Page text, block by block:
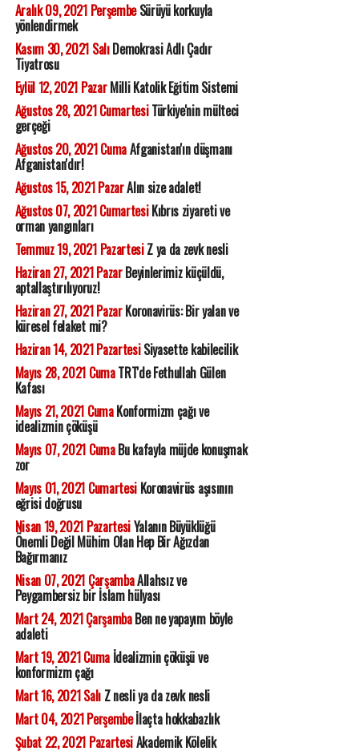
Aralık 09, 2021 PerşembeSürüyü korkuyla
yönlendirmek
Kasım 30, 2021 SalıDemokrasi Adlı Çadır
Tiyatrosu
Eylül 12, 2021 PazarMilli Katolik Eğitim Sistemi
Ağustos 28, 2021 CumartesiTürkiye'nin mülteci
gerçeği
Ağustos 20, 2021 CumaAfganistan'ın düşmanı
Afganistan'dır!
Ağustos 15, 2021 PazarAlın size adalet!
Ağustos 07, 2021 CumartesiKıbrıs ziyareti ve
orman yangınları
Temmuz 19, 2021 PazartesiZ ya da zevk nesli
Haziran 27, 2021 PazarBeyinlerimiz küçüldü,
aptallaştırılıyoruz!
Haziran 27, 2021 PazarKoronavirüs: Bir yalan ve
küresel felaket mi?
Haziran 14, 2021 PazartesiSiyasette kabilecilik
Mayıs 28, 2021 CumaTRT'de Fethullah Gülen
Kafası
Mayıs 21, 2021 CumaKonformizm çağı ve
idealizmin çöküşü
Mayıs 07, 2021 CumaBu kafayla müjde konuşmak
zor
Mayıs 01, 2021 CumartesiKoronavirüs aşısının
eğrisi doğrusu
Nisan 19, 2021 PazartesiYalanın Büyüklüğü
Önemli Değil Mühim Olan Hep Bir Ağızdan
Bağırmanız
Nisan 07, 2021 ÇarşambaAllahsız ve
Peygambersiz bir İslam hülyası
Mart 24, 2021 ÇarşambaBen ne yapayım böyle
adaleti
Mart 19, 2021 Cumaİdealizmin çöküşü ve
konformizm çağı
Mart 16, 2021 SalıZ nesli ya da zevk nesli
Mart 04, 2021 Perşembeİlaçta hokkabazlık
Şubat 22, 2021 PazartesiAkademik Kölelik